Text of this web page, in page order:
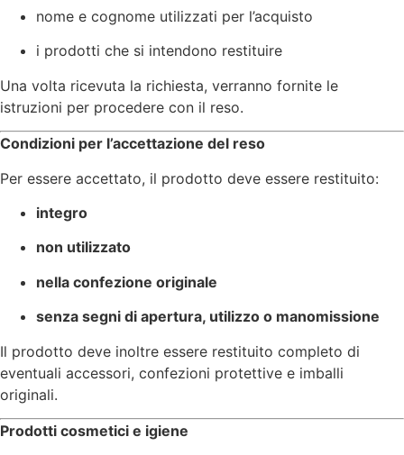
nome e cognome utilizzati per l’acquisto
i prodotti che si intendono restituire
Una volta ricevuta la richiesta, verranno fornite le
istruzioni per procedere con il reso.
Condizioni per l’accettazione del reso
Per essere accettato, il prodotto deve essere restituito:
integro
non utilizzato
nella confezione originale
senza segni di apertura, utilizzo o manomissione
Il prodotto deve inoltre essere restituito completo di
eventuali accessori, confezioni protettive e imballi
originali.
Prodotti cosmetici e igiene